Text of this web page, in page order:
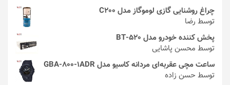
چراغ روشنایی گازی لوموگاز مدل C200
توسط رضا
پخش کننده خودرو مدل 520-BT
توسط محسن پاشایی
ساعت مچی عقربه‌ای مردانه کاسیو مدل GBA-800-1ADR
توسط حسن زاده